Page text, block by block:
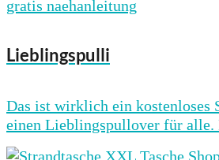
Lieblingspulli
Das ist wirklich ein kostenloses
einen Lieblingspullover für alle.